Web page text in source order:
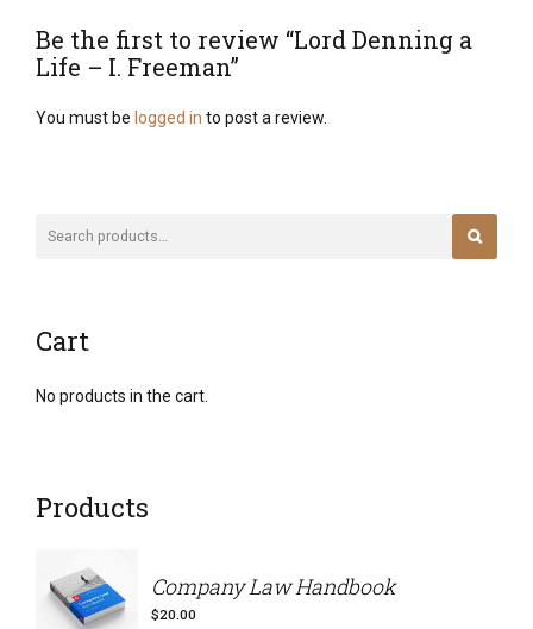
Be the first to review “Lord Denning a
Life – I. Freeman”
You must be logged in to post a review.
Cart
No products in the cart.
Products
Company Law Handbook
$20.00